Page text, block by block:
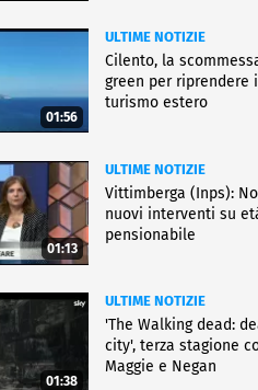
01:56
ULTIME NOTIZIE
Cilento, la
green per riprendere
turismo estero
01:13
ULTIME NOTIZIE
Vittimberga (Inps): No
nuovi interventi su
pensionabile
01:38
ULTIME NOTIZIE
'The Walking dead:
city', terza stagione
Maggie e Negan